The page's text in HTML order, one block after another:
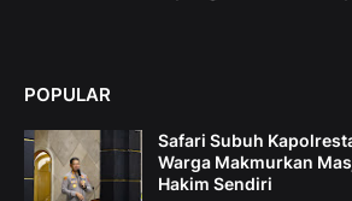
POPULAR
Safari Subuh
Warga Makmurkan
Hakim Sendiri